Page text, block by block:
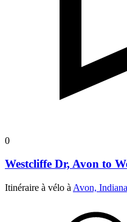
0
Westcliffe Dr, Avon to
Itinéraire à vélo à Avon,